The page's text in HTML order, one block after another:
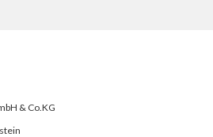
& Co.KG